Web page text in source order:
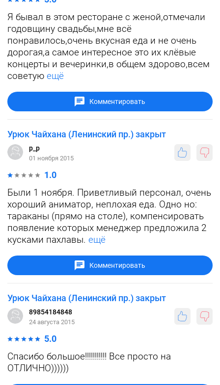
Я бывал в этом ресторане с женой,отмечали
годовщину свадьбы,мне всё
понравилось,очень вкусная еда и не очень
дорогая,а самое интересное это их клёвые
концерты и вечеринки,в общем здорово,всем
советую ещё
Комментировать
Урюк Чайхана (Ленинский пр.) закрыт
p_p
01 ноября 2015
1.0
Были 1 ноября. Приветливый персонал, очень
хороший аниматор, неплохая еда. Одно но:
тараканы (прямо на столе), компенсировать
появление которых менеджер предложила 2
кусками пахлавы. ещё
Комментировать
Урюк Чайхана (Ленинский пр.) закрыт
89854184848
24 августа 2015
5.0
Спасибо большое!!!!!!!!!!! Все просто на
ОТЛИЧНО))))))